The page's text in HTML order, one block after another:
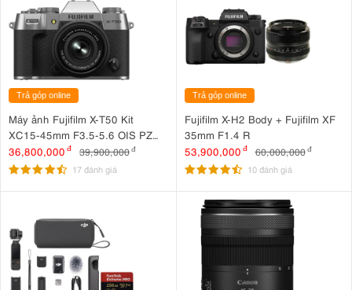
Trả góp online
Máy ảnh Fujifilm X-T50 Kit
XC15-45mm F3.5-5.6 OIS PZ
Bạc
36,800,000 đ 39,900,000đ
17 đánh giá
Trả góp online
Fujifilm X-H2 Body + Fujifilm XF
35mm F1.4 R
53,900,000 đ 60,000,000 đ
10 đánh giá